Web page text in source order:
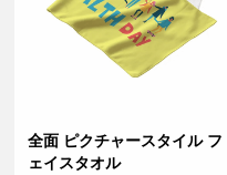
全面 ピクチャースタイル フ
ェイスタオル